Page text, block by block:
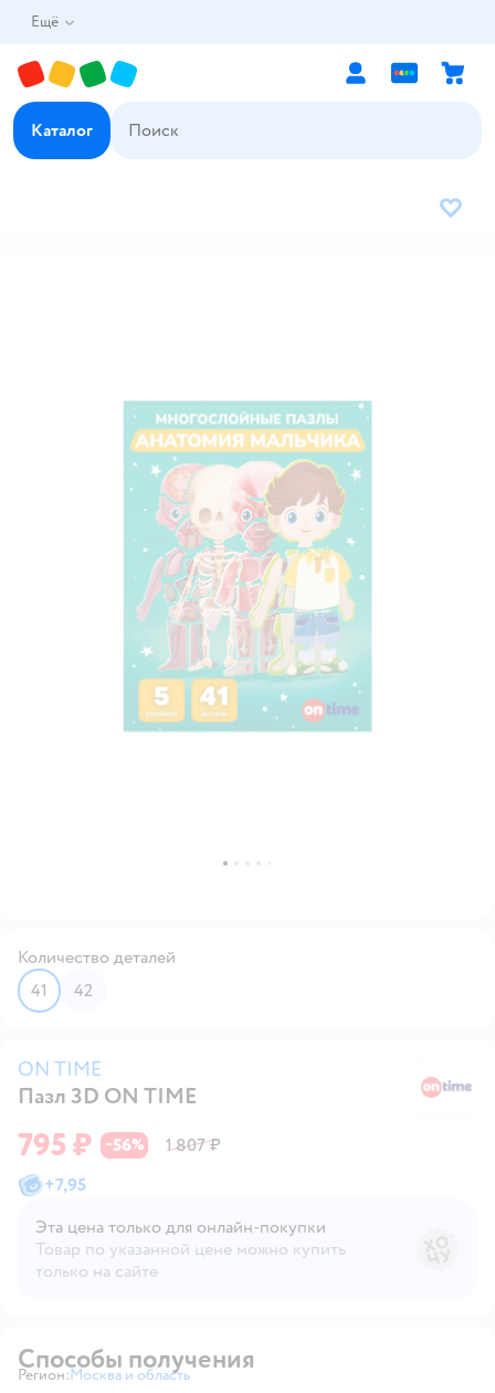
Ещё
Каталог
В
Количество деталей
41
42
ON TIME
Пазл 3D ON TIME
795 ₽ −56%
1 807 ₽
+7,95
Эта цена только для онлайн‑покупки
Товар по указанной цене можно купить
только на сайте
Способы получения
Регион: Выбор адреса доставки.
Москва и область